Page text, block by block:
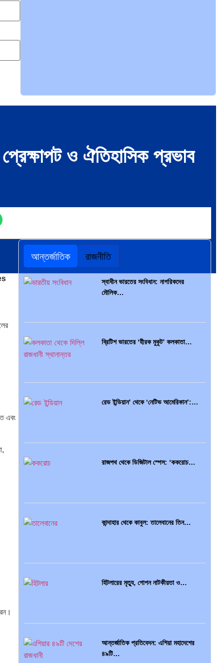
পৃথিবীতে বর্তমানে মোট দেশের সংখ্যা…
ও ঐতিহাসিক প্রভাব
এবং
আন্তর্জাতিক রাজনীতি
স্বাধীন ভারতের সংবিধান: নাগরিকদের
মৌলিক…
ব্রিটিশ ভারতের ‘হীরক মুকুট’ কলকাতা…
রেড ইন্ডিয়ান’ থেকে ‘নেটিভ আমেরিকান’:…
রাজপথ থেকে ডিজিটাল স্পেস: ‘ককরোচ…
কান্দাহার থেকে কাবুল: তালেবানের তিন…
হিটলারের মৃত্যু, গোপন নাটকীয়তা ও…
আন্তর্জাতিক প্রতিবেদন: এশিয়া মহাদেশের
৪৯টি…